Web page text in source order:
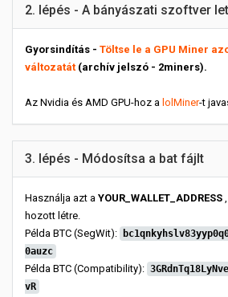
2. lépés - A bányászati szoftver
Gyorsindítás - Töltse le a GPU Miner
változatát (archív jelszó - 2miners).
Az Nvidia és AMD GPU-hoz a lolMiner-t
3. lépés - Módosítsa a bat fájlt
Használja azt a YOUR_WALLET_ADDRESS
hozott létre.
Példa BTC (SegWit):
0auzc
Példa BTC (Compatibility):
vR